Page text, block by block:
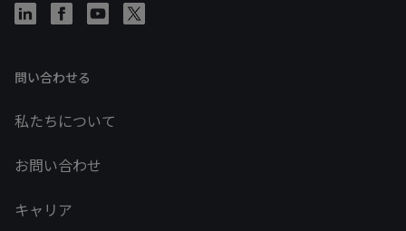
問い合わせる
私たちについて
お問い合わせ
キャリア